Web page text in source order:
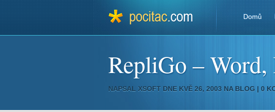
Domů
RepliGo –
NAPSAL XSOFT DNE KVĚ 26, 2003 NA BLOG | 0